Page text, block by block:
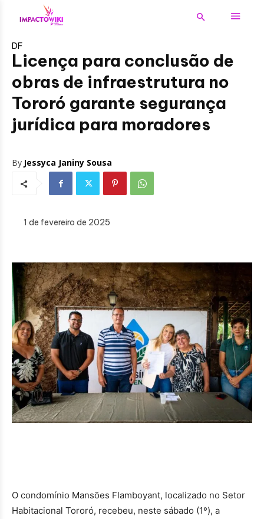
DF
Licença para conclusão de
obras de infraestrutura no
Tororó garante segurança
jurídica para moradores
By Jessyca Janiny Sousa
1 de fevereiro de 2025
O condomínio Mansões Flamboyant, localizado no Setor
Habitacional Tororó, recebeu, neste sábado (1º), a